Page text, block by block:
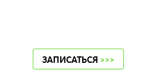
ЗАПИСАТЬСЯ >>>